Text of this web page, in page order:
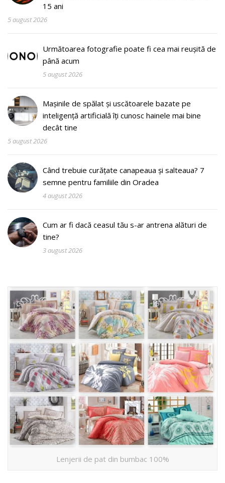
15 ani
5 august 2026
Următoarea fotografie poate fi cea mai reușită de
până acum
5 august 2026
Mașinile de spălat și uscătoarele bazate pe
inteligență artificială îți cunosc hainele mai bine
decât tine
5 august 2026
Când trebuie curățate canapeaua și salteaua? 7
semne pentru familiile din Oradea
4 august 2026
Cum ar fi dacă ceasul tău s-ar antrena alături de
tine?
3 august 2026
Lenjerii de pat din bumbac 100%